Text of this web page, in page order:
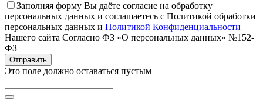
Заполняя форму Вы даёте согласие на обработку
персональных данных и соглашаетесь с Политикой обработки
персональных данных и Политикой Конфиденциальности
Нашего сайта Согласно ФЗ «О персональных данных» №152-
ФЗ
Отправить
Это поле должно оставаться пустым